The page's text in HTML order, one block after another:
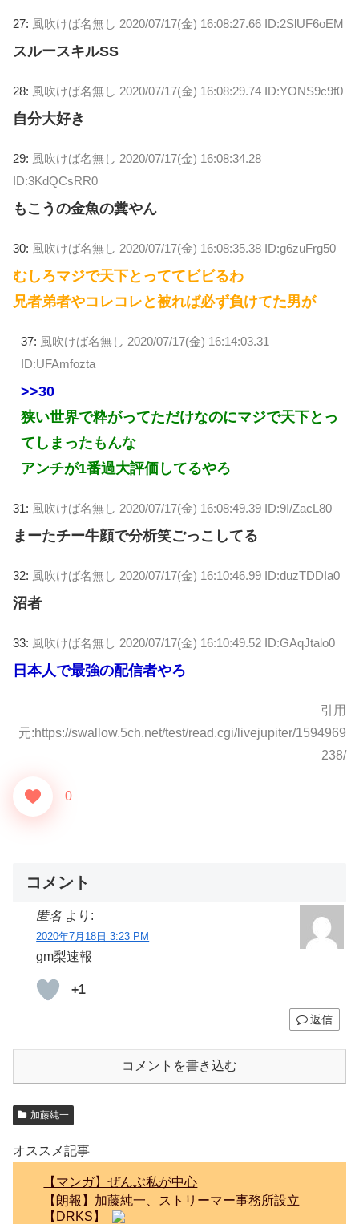
27: 風吹けば名無し 2020/07/17(金) 16:08:27.66 ID:2SlUF6oEM
スルースキルSS
28: 風吹けば名無し 2020/07/17(金) 16:08:29.74 ID:YONS9c9f0
自分大好き
29: 風吹けば名無し 2020/07/17(金) 16:08:34.28
ID:3KdQCsRR0
もこうの金魚の糞やん
30: 風吹けば名無し 2020/07/17(金) 16:08:35.38 ID:g6zuFrg50
むしろマジで天下とっててビビるわ
兄者弟者やコレコレと被れば必ず負けてた男が
37: 風吹けば名無し 2020/07/17(金) 16:14:03.31
ID:UFAmfozta
>>30
狭い世界で粋がってただけなのにマジで天下とっ
てしまったもんな
アンチが1番過大評価してるやろ
31: 風吹けば名無し 2020/07/17(金) 16:08:49.39 ID:9I/ZacL80
まーたチー牛顔で分析笑ごっこしてる
32: 風吹けば名無し 2020/07/17(金) 16:10:46.99 ID:duzTDDIa0
沼者
33: 風吹けば名無し 2020/07/17(金) 16:10:49.52 ID:GAqJtalo0
日本人で最強の配信者やろ
引用
元:https://swallow.5ch.net/test/read.cgi/livejupiter/1594969
238/
0
コメント
匿名 より:
2020年7月18日 3:23 PM
gm梨速報
+1
返信
コメントを書き込む
加藤純一
オススメ記事
【マンガ】ぜんぶ私が中心
【朗報】加藤純一、ストリーマー事務所設立
【DRKS】